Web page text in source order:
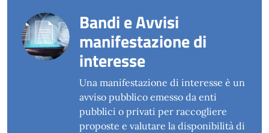
Bandi e Avvisi
manifestazione di
interesse
Una manifestazione di interesse è un
avviso pubblico emesso da enti
pubblici o privati per raccogliere
proposte e valutare la disponibilità di